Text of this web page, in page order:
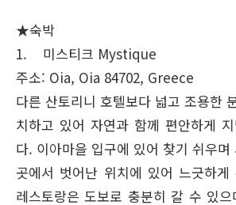
★숙박
1. 미스티크 Mystique
주소: Oia, Oia 84702, Greece
다른 산토리니 호텔보다 넓고 조용한
치하고 있어 자연과 함께 편안하게
다. 이아마을 입구에 있어 찾기 쉬우며
곳에서 벗어난 위치에 있어 느긋하
레스토랑은 도보로 충분히 갈 수 있